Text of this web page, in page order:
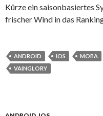
Kürze ein saisonbasiertes
frischer Wind in das
ANDROID IOS MOBA
VAINGLORY